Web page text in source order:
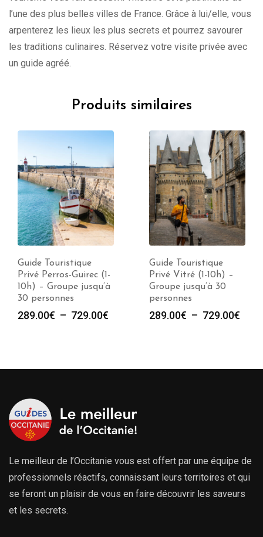
l’une des plus belles villes de France. Grâce à lui/elle, vous
arpenterez les lieux les plus secrets et pourrez savourer
les traditions culinaires. Réservez votre visite privée avec
un guide agréé.
Produits similaires
Guide Touristique
Privé Perros-Guirec (1-
10h) – Groupe jusqu’à
30 personnes
289.00€ – 729.00€
à
Guide Touristique
Privé Vitré (1-10h) –
Groupe jusqu’à 30
personnes
289.00€ – 729.00€
à
Le meilleur de l’Occitanie vous est offert par une équipe de
professionnels réactifs, connaissant leurs territoires et qui
se feront un plaisir de vous en faire découvrir les saveurs
et les secrets.